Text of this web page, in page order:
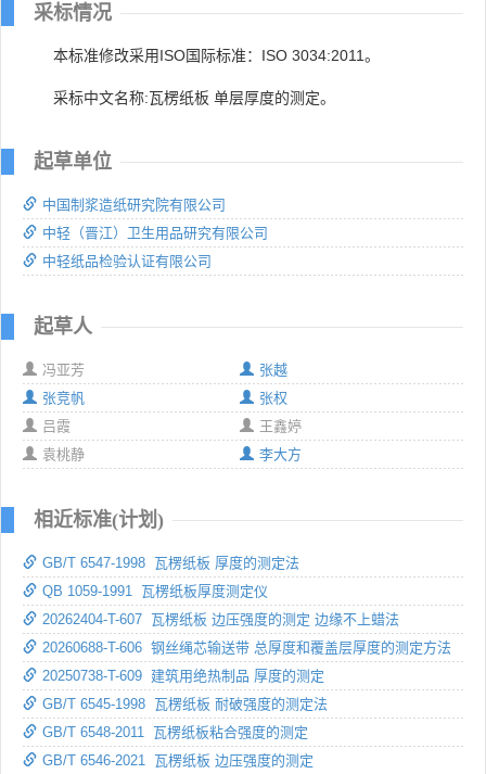
采标情况
本标准修改采用ISO国际标准：ISO 3034:2011。
采标中文名称:瓦楞纸板 单层厚度的测定。
起草单位
中国制浆造纸研究院有限公司
中轻（晋江）卫生用品研究有限公司
中轻纸品检验认证有限公司
起草人
冯亚芳
张越
张竞帆
张权
吕霞
王鑫婷
袁桃静
李大方
相近标准(计划)
GB/T 6547-1998 瓦楞纸板 厚度的测定法
QB 1059-1991 瓦楞纸板厚度测定仪
20262404-T-607 瓦楞纸板 边压强度的测定 边缘不上蜡法
20260688-T-606 钢丝绳芯输送带 总厚度和覆盖层厚度的测定方法
20250738-T-609 建筑用绝热制品 厚度的测定
GB/T 6545-1998 瓦楞纸板 耐破强度的测定法
GB/T 6548-2011 瓦楞纸板粘合强度的测定
GB/T 6546-2021 瓦楞纸板 边压强度的测定